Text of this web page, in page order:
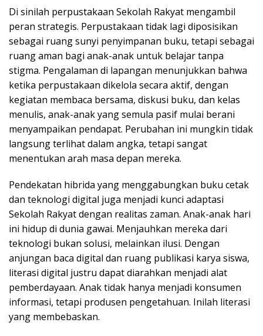
Di sinilah perpustakaan Sekolah Rakyat mengambil
peran strategis. Perpustakaan tidak lagi diposisikan
sebagai ruang sunyi penyimpanan buku, tetapi sebagai
ruang aman bagi anak-anak untuk belajar tanpa
stigma. Pengalaman di lapangan menunjukkan bahwa
ketika perpustakaan dikelola secara aktif, dengan
kegiatan membaca bersama, diskusi buku, dan kelas
menulis, anak-anak yang semula pasif mulai berani
menyampaikan pendapat. Perubahan ini mungkin tidak
langsung terlihat dalam angka, tetapi sangat
menentukan arah masa depan mereka.
Pendekatan hibrida yang menggabungkan buku cetak
dan teknologi digital juga menjadi kunci adaptasi
Sekolah Rakyat dengan realitas zaman. Anak-anak hari
ini hidup di dunia gawai. Menjauhkan mereka dari
teknologi bukan solusi, melainkan ilusi. Dengan
anjungan baca digital dan ruang publikasi karya siswa,
literasi digital justru dapat diarahkan menjadi alat
pemberdayaan. Anak tidak hanya menjadi konsumen
informasi, tetapi produsen pengetahuan. Inilah literasi
yang membebaskan.